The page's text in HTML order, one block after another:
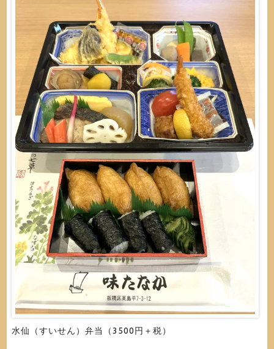
水仙（すいせん）弁当（3500円＋税）